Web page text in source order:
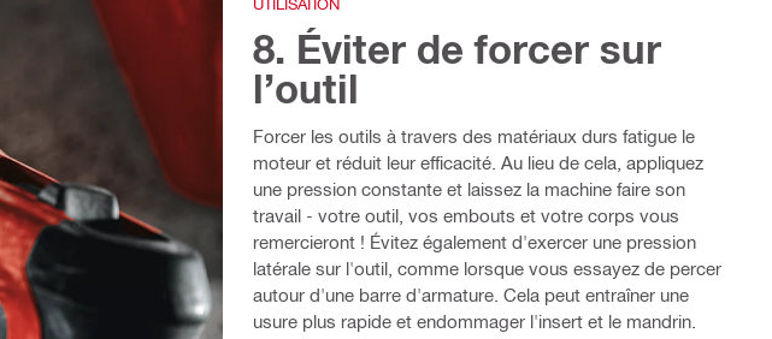
8. Éviter de forcer sur
l’outil
Forcer les outils à travers des matériaux durs fatigue le
moteur et réduit leur efficacité. Au lieu de cela, appliquez
une pression constante et laissez la machine faire son
travail - votre outil, vos embouts et votre corps vous
remercieront ! Évitez également d'exercer une pression
latérale sur l'outil, comme lorsque vous essayez de percer
autour d'une barre d'armature. Cela peut entraîner une
usure plus rapide et endommager l'insert et le mandrin.